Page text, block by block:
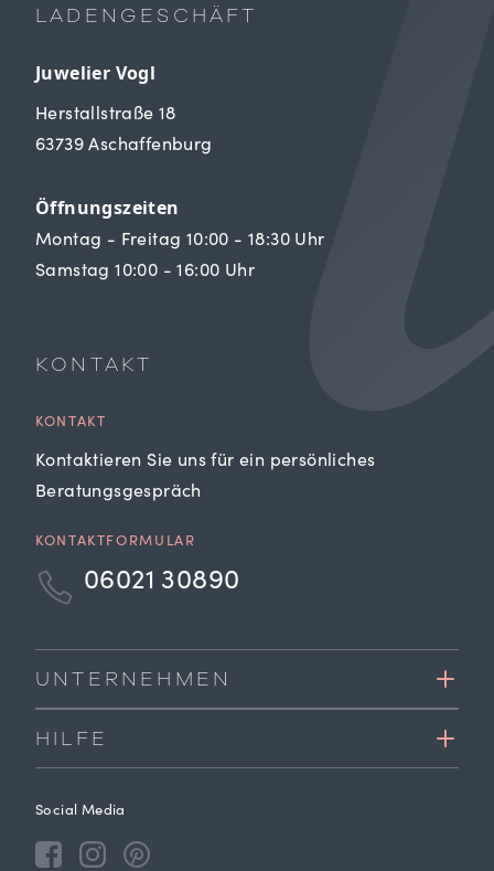
LADENGESCHÄFT
Juwelier Vogl
Herstallstraße 18
63739 Aschaffenburg
Öffnungszeiten
Montag - Freitag 10:00 - 18:30 Uhr
Samstag 10:00 - 16:00 Uhr
KONTAKT
KONTAKT
Kontaktieren Sie uns für ein persönliches
Beratungsgespräch
KONTAKTFORMULAR
06021 30890
UNTERNEHMEN
HILFE
Social Media